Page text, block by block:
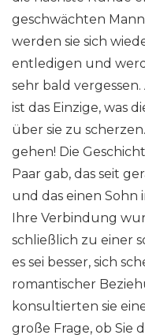
geschwächten
werden sie sich
entledigen und
sehr bald
ist das Einzige, was
über sie zu
gehen! Die
Paar gab, das seit
und das einen Sohn
Ihre Verbindung
schließlich zu einer
es sei besser, sich
romantischer
konsultierten sie
große Frage, ob Sie